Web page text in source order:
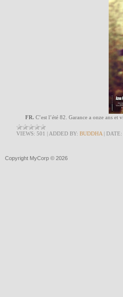
FR. C’est l’été 82. Garance a onze ans
VIEWS: 501 | ADDED BY: BUDDHA | DATE:
Copyright MyCorp © 2026